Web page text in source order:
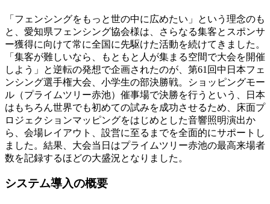
「フェンシングをもっと世の中に広めたい」という理念のも
と、愛知県フェンシング協会様は、さらなる集客とスポンサ
ー獲得に向けて常に全国に先駆けた活動を続けてきました。
「集客が難しいなら、もともと人が集まる空間で大会を開催
しよう」と逆転の発想で企画されたのが、第61回中日本フェ
ンシング選手権大会、小学生の部決勝戦。ショッピングモー
ル（プライムツリー赤池）催事場で決勝を行うという、日本
はもちろん世界でも初めての試みを成功させるため、床面プ
ロジェクションマッピングをはじめとした音響照明演出か
ら、会場レイアウト、設営に至るまでを全面的にサポートし
ました。結果、大会当日はプライムツリー赤池の最高来場者
数を記録するほどの大盛況となりました。
システム導入の概要